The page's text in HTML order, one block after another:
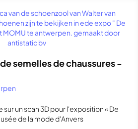
semelles de chaussures -
un scan 3D pour l'exposition « De
de la mode d'Anvers